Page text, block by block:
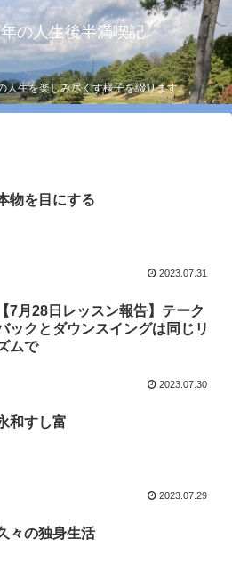
の人生後半満喫記
人生を楽しみ尽くす様子を綴ります。
物を目にする
2023.07.31
【7月28日レッスン報告】テーク
ックとダウンスイングは同じリ
ムで
2023.07.30
和すし富
2023.07.29
々の独身生活